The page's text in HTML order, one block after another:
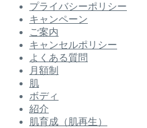
プライバシーポリシー
キャンペーン
ご案内
キャンセルポリシー
よくある質問
月額制
肌
ボディ
紹介
肌育成（肌再生）